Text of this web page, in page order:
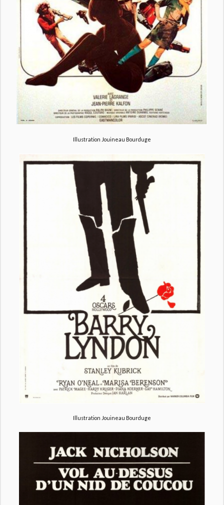
Illustration Jouineau Bourduge
Illustration Jouineau Bourduge